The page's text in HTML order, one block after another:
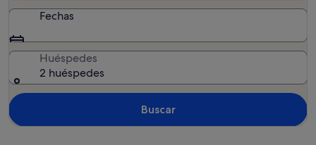
Fechas
Huéspedes
2 huéspedes
Buscar